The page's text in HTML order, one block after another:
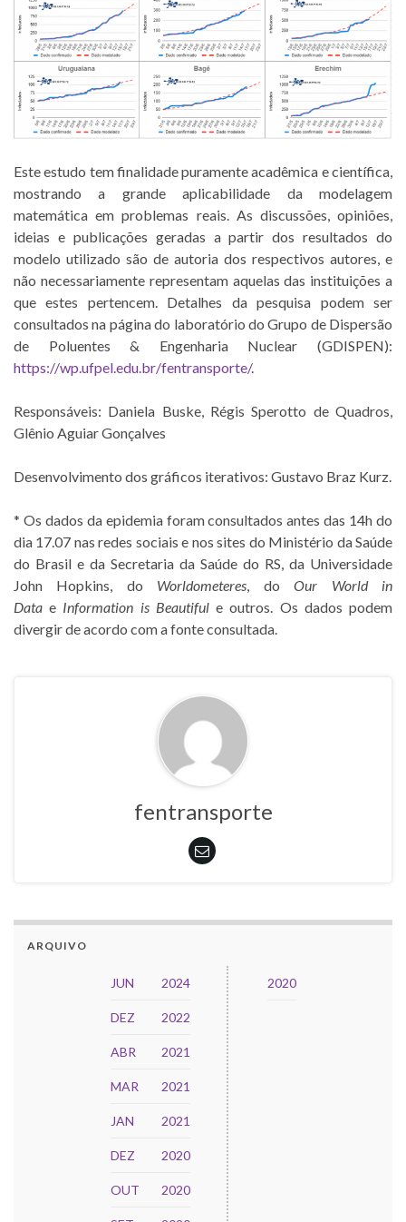
Este estudo tem finalidade puramente acadêmica e científica,
mostrando a grande aplicabilidade da modelagem
matemática em problemas reais. As discussões, opiniões,
ideias e publicações geradas a partir dos resultados do
modelo utilizado são de autoria dos respectivos autores, e
não necessariamente representam aquelas das instituições a
que estes pertencem. Detalhes da pesquisa podem ser
consultados na página do laboratório do Grupo de Dispersão
de Poluentes & Engenharia Nuclear (GDISPEN):
https://wp.ufpel.edu.br/fentransporte/.
Responsáveis: Daniela Buske, Régis Sperotto de Quadros,
Glênio Aguiar Gonçalves
Desenvolvimento dos gráficos iterativos: Gustavo Braz Kurz.
* Os dados da epidemia foram consultados antes das 14h do
dia 17.07 nas redes sociais e nos sites do Ministério da Saúde
do Brasil e da Secretaria da Saúde do RS, da Universidade
John Hopkins, do Worldometeres, doOur World in
Data e Information is Beautifule outros. Os dados podem
divergir de acordo com a fonte consultada.
fentransporte
ARQUIVO
JUN 2024
DEZ 2022
ABR 2021
MAR 2021
JAN 2021
DEZ 2020
OUT 2020
2020